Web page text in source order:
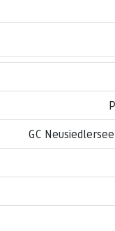
GC